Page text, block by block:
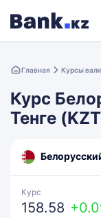
Главная Курсы
Курс
Тенге
Курс
158.58